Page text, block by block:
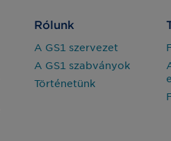
Rólunk
A GS1 szervezet
A GS1 szabványok
Történetünk